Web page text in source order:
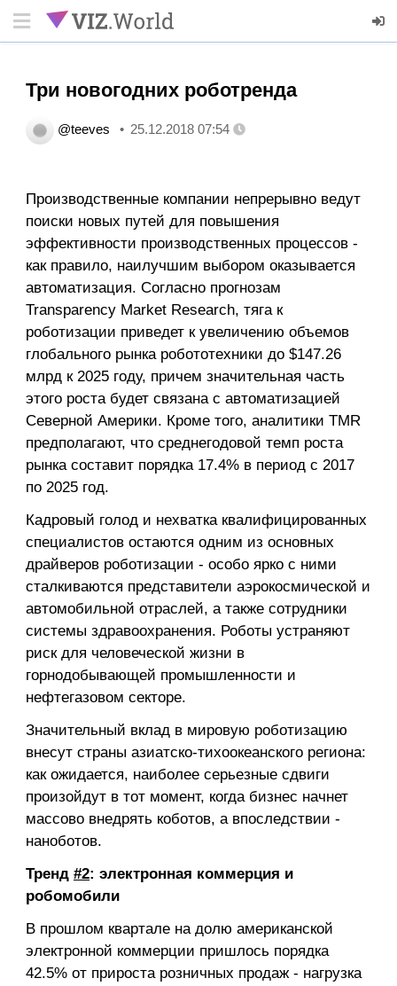
Три новогодних роботренда
@teeves 25.12.2018 07:54
Производственные компании непрерывно ведут
поиски новых путей для повышения
эффективности производственных процессов -
как правило, наилучшим выбором оказывается
автоматизация. Согласно прогнозам
Transparency Market Research, тяга к
роботизации приведет к увеличению объемов
глобального рынка робототехники до $147.26
млрд к 2025 году, причем значительная часть
этого роста будет связана с автоматизацией
Северной Америки. Кроме того, аналитики TMR
предполагают, что среднегодовой темп роста
рынка составит порядка 17.4% в период с 2017
по 2025 год.
Кадровый голод и нехватка квалифицированных
специалистов остаются одним из основных
драйверов роботизации - особо ярко с ними
сталкиваются представители аэрокосмической и
автомобильной отраслей, а также сотрудники
системы здравоохранения. Роботы устраняют
риск для человеческой жизни в
горнодобывающей промышленности и
нефтегазовом секторе.
Значительный вклад в мировую роботизацию
внесут страны азиатско-тихоокеанского региона:
как ожидается, наиболее серьезные сдвиги
произойдут в тот момент, когда бизнес начнет
массово внедрять коботов, а впоследствии -
наноботов.
Тренд #2: электронная коммерция и
робомобили
В прошлом квартале на долю американской
электронной коммерции пришлось порядка
42.5% от прироста розничных продаж - нагрузка